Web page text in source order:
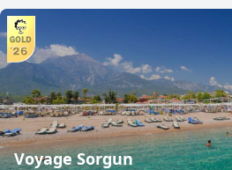
Voyage Sorgun